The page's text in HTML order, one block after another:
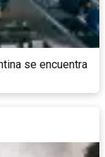
se encuentra